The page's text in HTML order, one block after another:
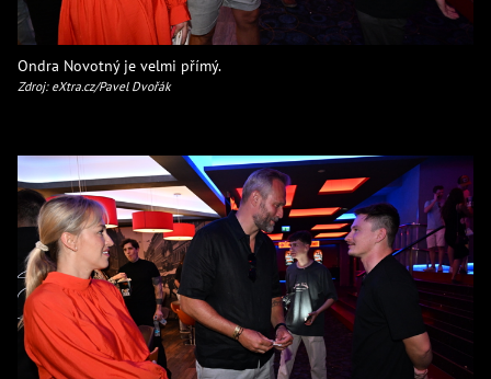
Ondra Novotný je velmi přímý.
Zdroj: eXtra.cz/Pavel Dvořák